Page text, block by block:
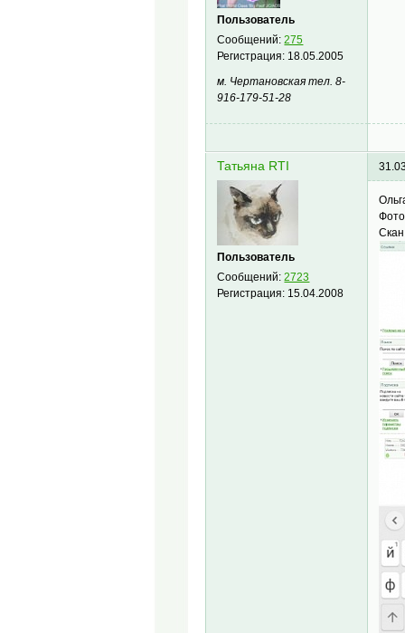
Пользователь
Сообщений:275
Регистрация: 18.05.2005
м. Чертановская тел. 8-
916-179-51-28
Татьяна RTI
Пользователь
Сообщений:2723
Регистрация: 15.04.2008